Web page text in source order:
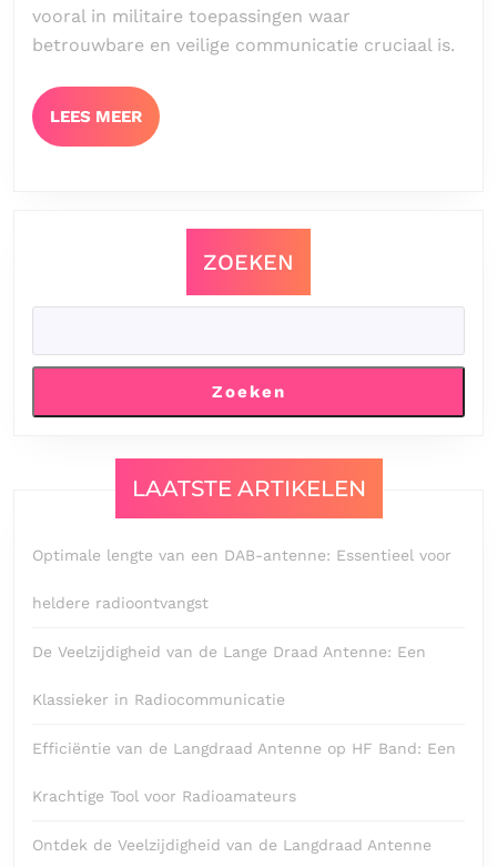
vooral in militaire toepassingen waar
betrouwbare en veilige communicatie cruciaal is.
LEES MEERLEES
MEER
ZOEKEN
Zoeken
LAATSTE ARTIKELEN
Optimale lengte van een DAB-antenne: Essentieel voor
heldere radioontvangst
De Veelzijdigheid van de Lange Draad Antenne: Een
Klassieker in Radiocommunicatie
Efficiëntie van de Langdraad Antenne op HF Band: Een
Krachtige Tool voor Radioamateurs
Ontdek de Veelzijdigheid van de Langdraad Antenne